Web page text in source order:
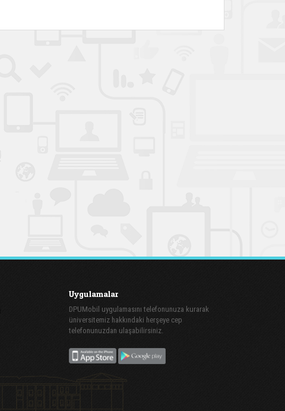
Uygulamalar
DPUMobil uygulamasını telefonunuza kurarak
üniversitemiz hakkındaki herşeye cep
telefonunuzdan ulaşabilirsiniz.